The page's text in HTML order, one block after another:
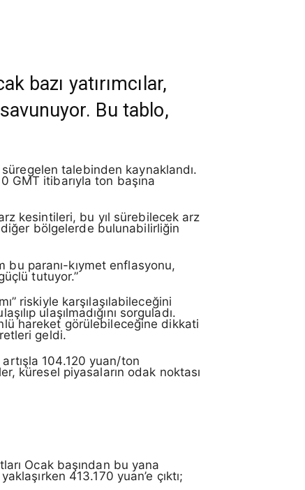
bazı yatırımcılar,
Bu tablo,
talebinden kaynaklandı.
GMT itibarıyla ton başına
kesintileri, bu yıl sürebilecek arz
diğer bölgelerde bulunabilirliğin
bu paranı-kıymet enflasyonu,
tutuyor.”
riskiyle karşılaşılabileceğini
ulaşılmadığını sorguladı.
hareket görülebileceğine dikkati
geldi.
artışla 104.120 yuan/ton
küresel piyasaların odak noktası
Ocak başından bu yana
413.170 yuan’e çıktı;